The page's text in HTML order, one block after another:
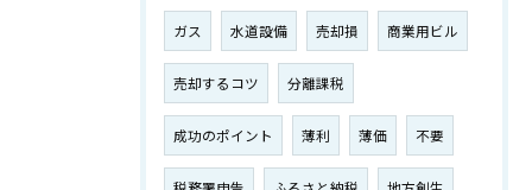
ガス 水道設備 売却損 商業用ビル
売却するコツ 分離課税
成功のポイント 薄利 薄価 不要